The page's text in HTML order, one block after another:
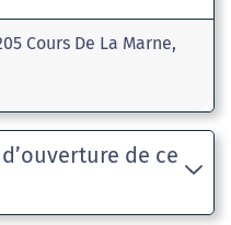
Cours De La Marne,
de ce